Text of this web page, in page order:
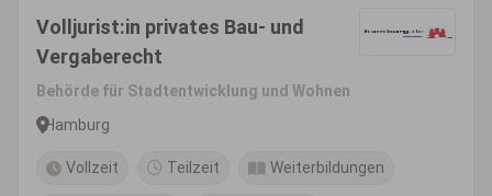
Volljurist:in privates Bau- und
Vergaberecht
Behörde für Stadtentwicklung und Wohnen
Hamburg
Vollzeit Teilzeit Weiterbildungen